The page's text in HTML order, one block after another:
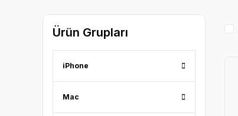
Ürün Grupları
iPhone
Mac